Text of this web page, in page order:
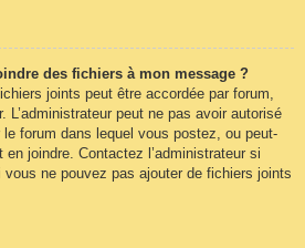
des fichiers à mon message ?
joints peut être accordée par forum,
L’administrateur peut ne pas avoir autorisé
le forum dans lequel vous postez, ou peut-
joindre. Contactez l’administrateur si
ne pouvez pas ajouter de fichiers joints